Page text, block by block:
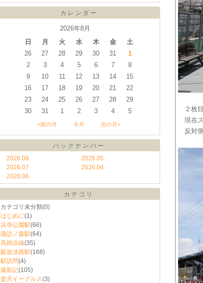
カレンダー
2026年8月
日
月 火 水 木 金
土
26
27 28 29 30 31
1
2
3 4 5 6 7
8
9
10 11 12 13 14
15
16
17 18 19 20 21
22
23
24 25 26 27 28
29
30
31 1 2 3 4 5
<前の月 今月 次の月>
バックナンバー
2026.08
2026.07
2026.06
2026.05
2026.04
カテゴリ
カテゴリ未分類(0)
はじめに(1)
浜寺公園駅(66)
諏訪ノ森駅(64)
高師浜線(35)
阪急淡路駅(168)
駅訪問(4)
撮影記(105)
楽天イーグルス(3)
２枚目
現在
反対側